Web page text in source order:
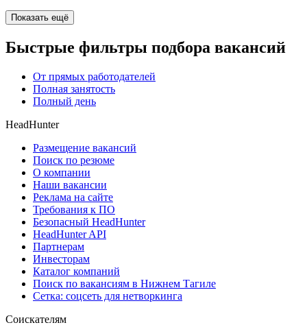
Показать ещё
Быстрые фильтры подбора вакансий
От прямых работодателей
Полная занятость
Полный день
HeadHunter
Размещение вакансий
Поиск по резюме
О компании
Наши вакансии
Реклама на сайте
Требования к ПО
Безопасный HeadHunter
HeadHunter API
Партнерам
Инвесторам
Каталог компаний
Поиск по вакансиям в Нижнем Тагиле
Сетка: соцсеть для нетворкинга
Соискателям